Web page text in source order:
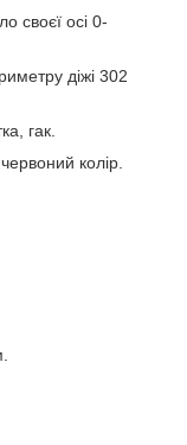
своєї осі 0-
діжі 302
гак.
колір.